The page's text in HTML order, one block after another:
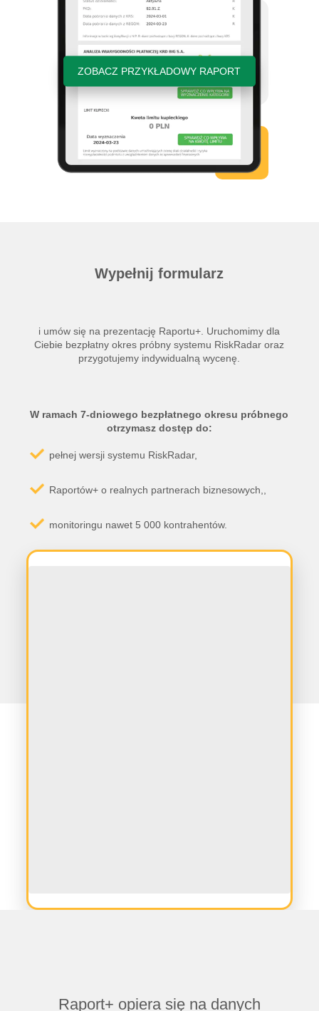
ZOBACZ PRZYKŁADOWY RAPORT
Wypełnij formularz
i umów się na prezentację Raportu+. Uruchomimy dla
Ciebie bezpłatny okres próbny systemu RiskRadar oraz
przygotujemy indywidualną wycenę.
W ramach7-dniowego bezpłatnego okresu próbnego
otrzymasz dostęp do:
pełnej wersji systemu RiskRadar,
Raportów+ o realnych partnerach biznesowych,,
monitoringu nawet 5 000 kontrahentów.
Raport+ opiera się na danych